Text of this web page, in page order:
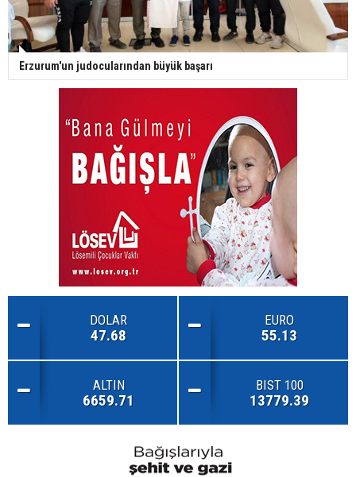
Erzurum'un judocularından büyük başarı
DOLAR
47.68
EURO
55.13
ALTIN
6659.71
BIST 100
13779.39